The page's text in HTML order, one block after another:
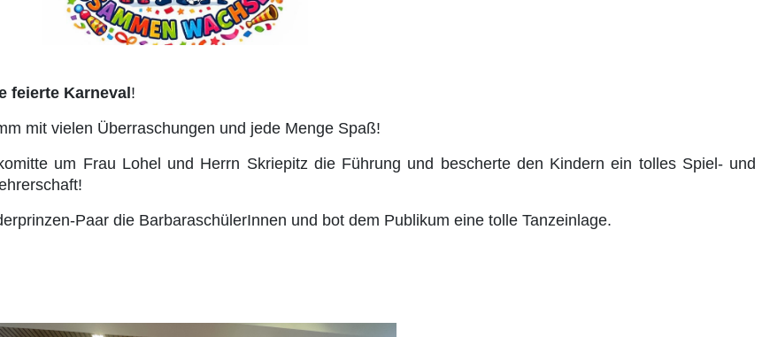
feierte Karneval !
mit vielen Überraschungen und jede Menge Spaß!
um Frau Lohel und Herrn Skriepitz die Führung und bescherte den Kindern ein tolles Spiel- und
Paar die BarbaraschülerInnen und bot dem Publikum eine tolle Tanzeinlage.